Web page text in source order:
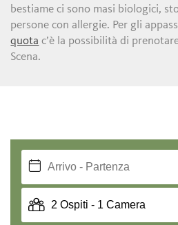
bestiame ci sono masi biologici,
persone con allergie. Per gli
quota c’è la possibilità di
Scena.